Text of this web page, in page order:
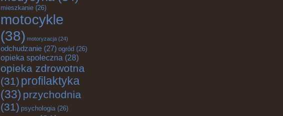
mieszkanie (26)
motocykle
(38) motoryzacja (24)
odchudzanie (27) ogród (26)
opieka społeczna (28)
opieka zdrowotna
(31) profilaktyka
(33) przychodnia
(31) psychologia(26)